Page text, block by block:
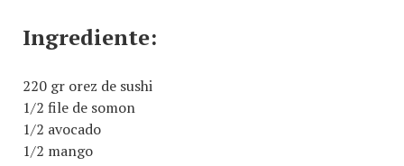
Ingrediente:
220 gr orez de sushi
1/2 file de somon
1/2 avocado
1/2 mango